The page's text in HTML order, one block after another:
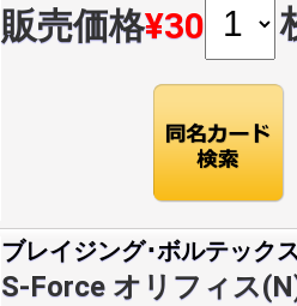
販売価格¥30
ブレイジング･ボルテック
S-Force オリフィス